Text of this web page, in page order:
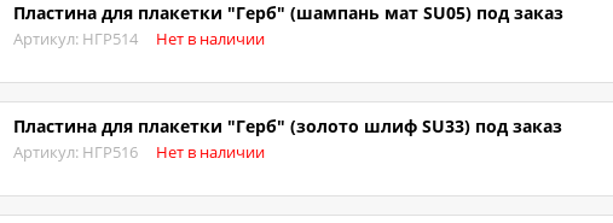
Пластина для плакетки "Герб" (шампань мат SU05) под заказ
Артикул: НГР514 Нет в наличии
Пластина для плакетки "Герб" (золото шлиф SU33) под заказ
Артикул: НГР516 Нет в наличии